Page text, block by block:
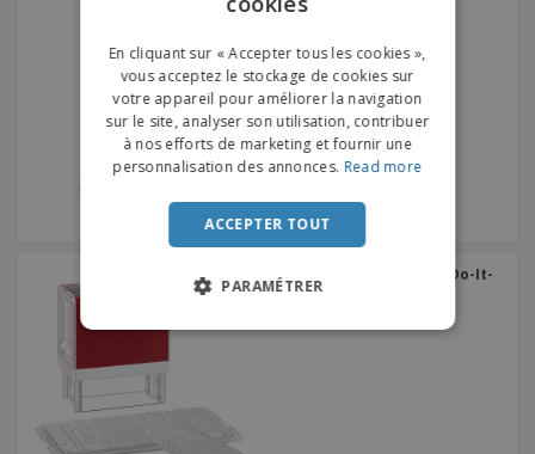
Tampon d'Assemblage (Do-It-
Yourself)
DUTCH
PORTUGUESE
SPANISH
ITALIAN
En cliquant sur « Accepter tous les cookies »,
vous acceptez le stockage de cookies sur
votre appareil pour améliorer la navigation
sur le site, analyser son utilisation, contribuer
à nos efforts de marketing et fournir une
personnalisation des annonces. Read more
ACCEPTER TOUT
PARAMÉTRER